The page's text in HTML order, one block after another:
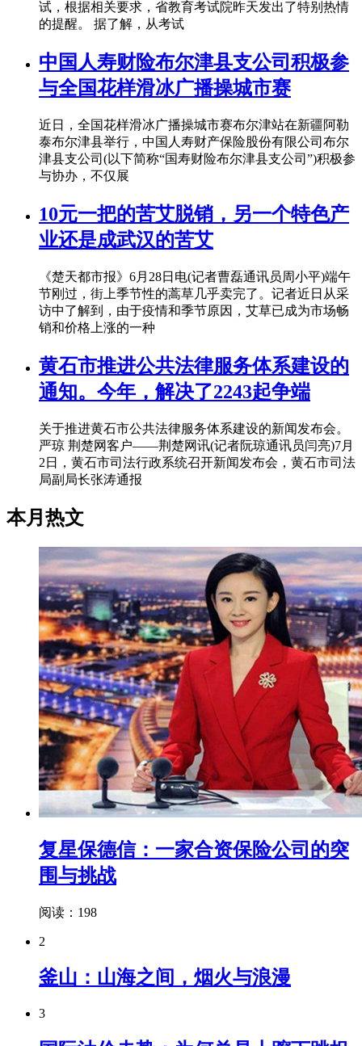
试，根据相关要求，省教育考试院昨天发出了特别热情
的提醒。 据了解，从考试
中国人寿财险布尔津县支公司积极参
与全国花样滑冰广播操城市赛
近日，全国花样滑冰广播操城市赛布尔津站在新疆阿勒
泰布尔津县举行，中国人寿财产保险股份有限公司布尔
津县支公司(以下简称“国寿财险布尔津县支公司”)积极参
与协办，不仅展
10元一把的苦艾脱销，另一个特色产
业还是成武汉的苦艾
《楚天都市报》6月28日电(记者曹磊通讯员周小平)端午
节刚过，街上季节性的蒿草几乎卖完了。记者近日从采
访中了解到，由于疫情和季节原因，艾草已成为市场畅
销和价格上涨的一种
黄石市推进公共法律服务体系建设的
通知。今年，解决了2243起争端
关于推进黄石市公共法律服务体系建设的新闻发布会。
严琼 荆楚网客户——荆楚网讯(记者阮琼通讯员闫亮)7月
2日，黄石市司法行政系统召开新闻发布会，黄石市司法
局副局长张涛通报
本月热文
复星保德信：一家合资保险公司的突
围与挑战
阅读：198
2
釜山：山海之间，烟火与浪漫
3